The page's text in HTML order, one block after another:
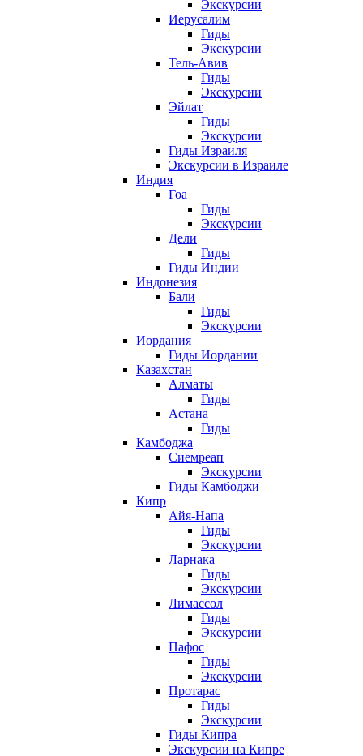
Экскурсии
Иерусалим
Гиды
Экскурсии
Тель-Авив
Гиды
Экскурсии
Эйлат
Гиды
Экскурсии
Гиды Израиля
Экскурсии в Израиле
Индия
Гоа
Гиды
Экскурсии
Дели
Гиды
Гиды Индии
Индонезия
Бали
Гиды
Экскурсии
Иордания
Гиды Иордании
Казахстан
Алматы
Гиды
Астана
Гиды
Камбоджа
Сиемреап
Экскурсии
Гиды Камбоджи
Кипр
Айя-Напа
Гиды
Экскурсии
Ларнака
Гиды
Экскурсии
Лимассол
Гиды
Экскурсии
Пафос
Гиды
Экскурсии
Протарас
Гиды
Экскурсии
Гиды Кипра
Экскурсии на Кипре